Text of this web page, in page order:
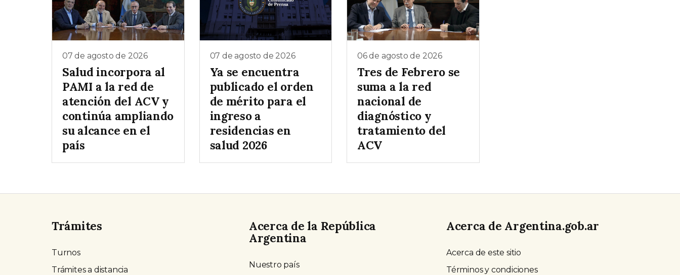
07 de agosto de 2026
Salud incorpora al
PAMI a la red de
atención del ACV y
continúa ampliando
su alcance en el
país
07 de agosto de 2026
Ya se encuentra
publicado el orden
de mérito para el
ingreso a
residencias en
salud 2026
06 de agosto de 2026
Tres de Febrero se
suma a la red
nacional de
diagnóstico y
tratamiento del
ACV
Trámites
Turnos
Trámites a distancia
Acerca de la República
Argentina
Nuestro país
Acerca de Argentina.gob.ar
Acerca de este sitio
Términos y condiciones